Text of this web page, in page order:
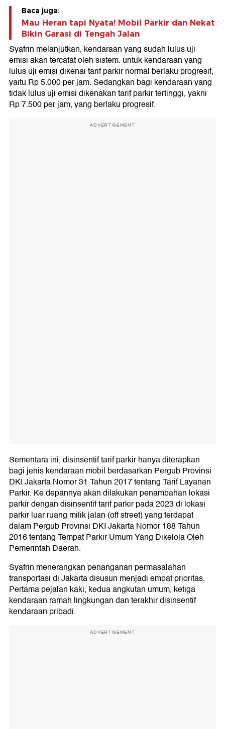
Baca juga:
Mau Heran tapi Nyata! Mobil Parkir dan Nekat
Bikin Garasi di Tengah Jalan
Syafrin melanjutkan, kendaraan yang sudah lulus uji
emisi akan tercatat oleh sistem. untuk kendaraan yang
lulus uji emisi dikenai tarif parkir normal berlaku progresif,
yaitu Rp 5.000 per jam. Sedangkan bagi kendaraan yang
tidak lulus uji emisi dikenakan tarif parkir tertinggi, yakni
Rp 7.500 per jam, yang berlaku progresif.
ADVERTISEMENT
Sementara ini, disinsentif tarif parkir hanya diterapkan
bagi jenis kendaraan mobil berdasarkan Pergub Provinsi
DKI Jakarta Nomor 31 Tahun 2017 tentang Tarif Layanan
Parkir. Ke depannya akan dilakukan penambahan lokasi
parkir dengan disinsentif tarif parkir pada 2023 di lokasi
parkir luar ruang milik jalan (off street) yang terdapat
dalam Pergub Provinsi DKI Jakarta Nomor 188 Tahun
2016 tentang Tempat Parkir Umum Yang Dikelola Oleh
Pemerintah Daerah.
Syafrin menerangkan penanganan permasalahan
transportasi di Jakarta disusun menjadi empat prioritas.
Pertama pejalan kaki, kedua angkutan umum, ketiga
kendaraan ramah lingkungan dan terakhir disinsentif
kendaraan pribadi.
ADVERTISEMENT